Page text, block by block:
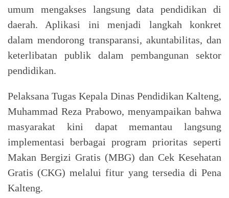
umum mengakses langsung data pendidikan di
daerah. Aplikasi ini menjadi langkah konkret
dalam mendorong transparansi, akuntabilitas, dan
keterlibatan publik dalam pembangunan sektor
pendidikan.
Pelaksana Tugas Kepala Dinas Pendidikan Kalteng,
Muhammad Reza Prabowo, menyampaikan bahwa
masyarakat kini dapat memantau langsung
implementasi berbagai program prioritas seperti
Makan Bergizi Gratis (MBG) dan Cek Kesehatan
Gratis (CKG) melalui fitur yang tersedia di Pena
Kalteng.